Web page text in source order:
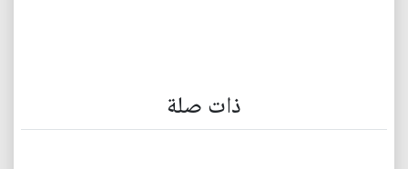
ذات صلة